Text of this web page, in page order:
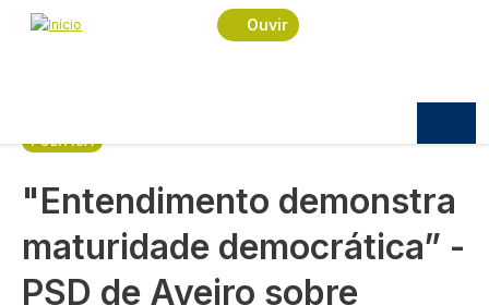
Passar para o conteúdo principal
Ouvir
Navegação estrutural
Início
Política
"Entendimento demonstra maturidade
POLÍTICA
"Entendimento demonstra
maturidade democrática” -
PSD de Aveiro sobre